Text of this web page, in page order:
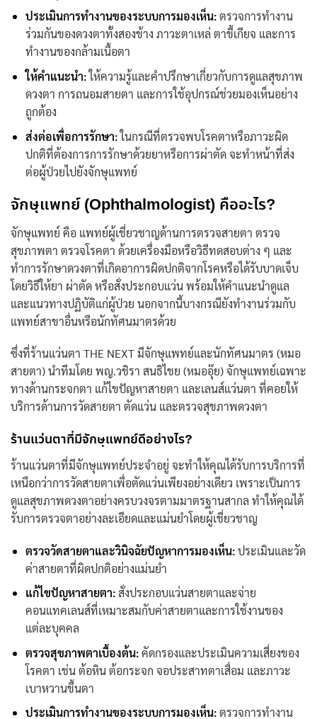
ประเมินการทำงานของระบบการมองเห็น:ตรวจการทำงาน
ร่วมกันของดวงตาทั้งสองข้าง ภาวะตาเหล่ ตาขี้เกียจ และการ
ทำงานของกล้ามเนื้อตา
ให้คำแนะนำ:ให้ความรู้และคำปรึกษาเกี่ยวกับการดูแลสุขภาพ
ดวงตา การถนอมสายตา และการใช้อุปกรณ์ช่วยมองเห็นอย่าง
ถูกต้อง
ส่งต่อเพื่อการรักษา:ในกรณีที่ตรวจพบโรคตาหรือภาวะผิด
ปกติที่ต้องการการรักษาด้วยยาหรือการผ่าตัด จะทำหน้าที่ส่ง
ต่อผู้ป่วยไปยังจักษุแพทย์
จักษุแพทย์ (Ophthalmologist) คืออะไร?
จักษุแพทย์ คือ แพทย์ผู้เชี่ยวชาญด้านการตรวจสายตา ตรวจ
สุขภาพตา ตรวจโรคตา ด้วยเครื่องมือหรือวิธีทดสอบต่าง ๆ และ
ทำการรักษาดวงตาที่เกิดอาการผิดปกติจากโรคหรือได้รับบาดเจ็บ
โดยวิธีให้ยา ผ่าตัด หรือสั่งประกอบแว่น พร้อมให้คำแนะนำดูแล
และแนวทางปฏิบัติแก่ผู้ป่วย นอกจากนี้บางกรณียังทำงานร่วมกับ
แพทย์สาขาอื่นหรือนักทัศนมาตรด้วย
ซึ่งที่ร้านแว่นตา THE NEXT มีจักษุแพทย์และนักทัศนมาตร (หมอ
สายตา) นำทีมโดย พญ.วชิรา สนธิไชย (หมออุ๊ย) จักษุแพทย์เฉพาะ
ทางด้านกระจกตา แก้ไขปัญหาสายตา และเลนส์แว่นตา ที่คอยให้
บริการด้านการวัดสายตา ตัดแว่น และตรวจสุขภาพดวงตา
ร้านแว่นตาที่มีจักษุแพทย์ดีอย่างไร?
ร้านแว่นตาที่มีจักษุแพทย์ประจำอยู่ จะทำให้คุณได้รับการบริการที่
เหนือกว่าการวัดสายตาเพื่อตัดแว่นเพียงอย่างเดียว เพราะเป็นการ
ดูแลสุขภาพดวงตาอย่างครบวงจรตามมาตรฐานสากล ทำให้คุณได้
รับการตรวจตาอย่างละเอียดและแม่นยำโดยผู้เชี่ยวชาญ
ตรวจวัดสายตาและวินิจฉัยปัญหาการมองเห็น:ประเมินและวัด
ค่าสายตาที่ผิดปกติอย่างแม่นยำ
แก้ไขปัญหาสายตา:สั่งประกอบแว่นสายตาและจ่าย
คอนแทคเลนส์ที่เหมาะสมกับค่าสายตาและการใช้งานของ
แต่ละบุคคล
ตรวจสุขภาพตาเบื้องต้น:คัดกรองและประเมินความเสี่ยงของ
โรคตา เช่น ต้อหิน ต้อกระจก จอประสาทตาเสื่อม และภาวะ
เบาหวานขึ้นตา
ประเมินการทำงานของระบบการมองเห็น:ตรวจการทำงาน